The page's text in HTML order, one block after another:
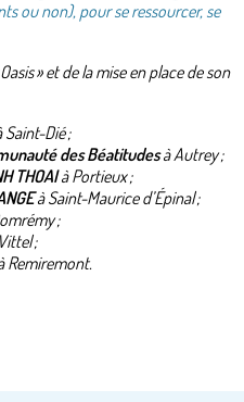
ou non), pour se ressourcer, se
» et de la mise en place de son
Saint-Dié ;
des Béatitudesà Autrey ;
THOAIà Portieux ;
à Saint-Maurice d’Épinal ;
;
;
Remiremont.